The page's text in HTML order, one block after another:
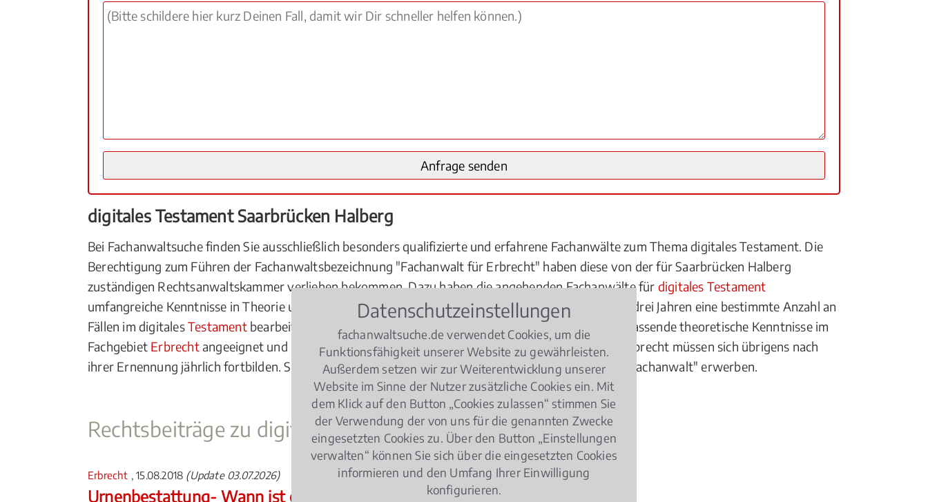
digitales Testament Saarbrücken Halberg
Bei Fachanwaltsuche finden Sie ausschließlich besonders qualifizierte und erfahrene Fachanwälte zum Thema digitales Testament. Die
Berechtigung zum Führen der Fachanwaltsbezeichnung "Fachanwalt für Erbrecht" haben diese von der für Saarbrücken Halberg
zuständigen Rechtsanwaltskammer verliehen bekommen. Dazu haben die angehenden Fachanwälte für digitales Testament
umfangreiche Kenntnisse in Theorie und Praxis erworben. Einerseits haben sie in den vergangenen drei Jahren eine bestimmte Anzahl an
Fällen im digitalesTestamentbearbeitet. Andererseits haben sie sich in einem Fachanwaltskurs umfassende theoretische Kenntnisse im
Fachgebiet Erbrechtangeeignet und in einer Prüfung erfolgreich nachgewiesen. Fachanwälte für Erbrecht müssen sich übrigens nach
ihrer Ernennung jährlich fortbilden. Sie dürfen auch nur in ingesamt drei Rechtsgebieten den Titel "Fachanwalt" erwerben.
Rechtsbeiträge zu digitales Testament
Erbrecht , 15.08.2018 (Update 03.07.2026)
Urnenbestattung- Wann ist eine Umbettung erlaubt?
Datenschutzeinstellungen
fachanwaltsuche.de verwendet Cookies, um die
Funktionsfähigkeit unserer Website zu gewährleisten.
Außerdem setzen wir zur Weiterentwicklung unserer
Website im Sinne der Nutzer zusätzliche Cookies ein. Mit
dem Klick auf den Button „Cookies zulassen“ stimmen Sie
der Verwendung der von uns für die genannten Zwecke
eingesetzten Cookies zu. Über den Button „Einstellungen
verwalten“ können Sie sich über die eingesetzten Cookies
informieren und den Umfang Ihrer Einwilligung
konfigurieren.